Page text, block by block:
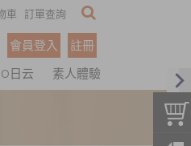
車 訂單查詢
會員登入
註冊
日云 素人體驗